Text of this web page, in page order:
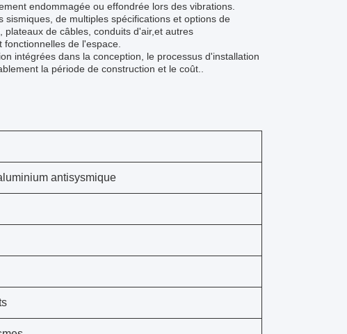
endommagée ou effondrée lors des vibrations.
de multiples spécifications et options de
de câbles, conduits d'air,et autres
de l'espace.
intégrées dans la conception, le processus d'installation
la période de construction et le coût..
antisysmique